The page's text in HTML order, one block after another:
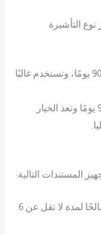
التأشيرة
صالحة لمدة تصل إلى 90 يومًا، وتستخدم غالبًا
صالحة لمدة تزيد عن 90 يومًا وتعد الخيار
المستندات التالية:
: يجب أن يكون صالحًا لمدة لا تقل عن 6